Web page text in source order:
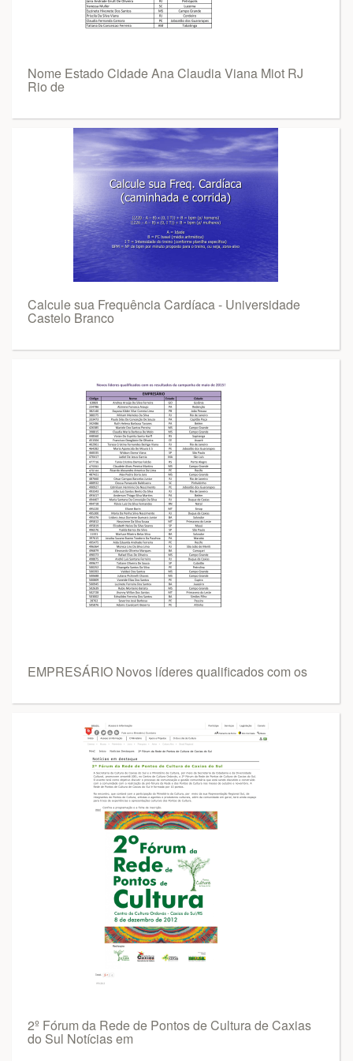
Nome Estado Cidade Ana Claudia Viana Miot RJ
Rio de
Calcule sua Frequência Cardíaca - Universidade
Castelo Branco
EMPRESÁRIO Novos líderes qualificados com os
2º Fórum da Rede de Pontos de Cultura de Caxias
do Sul Notícias em